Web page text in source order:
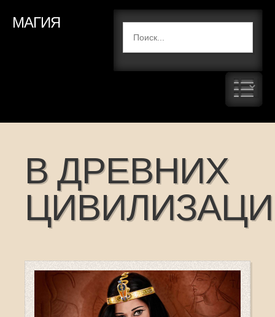
МАГИЯ
В ДРЕВНИХ